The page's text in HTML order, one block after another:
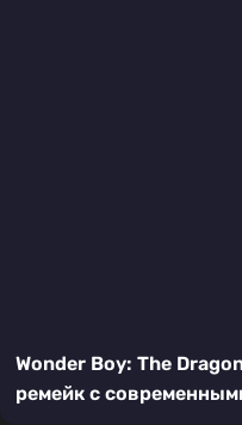
Wonder Boy: The
ремейк с